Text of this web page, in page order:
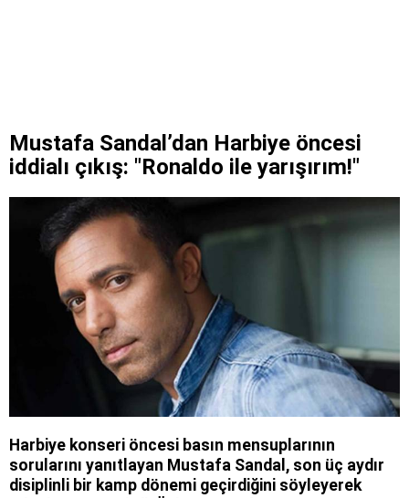
Mustafa Sandal’dan Harbiye öncesi
iddialı çıkış: "Ronaldo ile yarışırım!"
Harbiye konseri öncesi basın mensuplarının
sorularını yanıtlayan Mustafa Sandal, son üç aydır
disiplinli bir kamp dönemi geçirdiğini söyleyerek